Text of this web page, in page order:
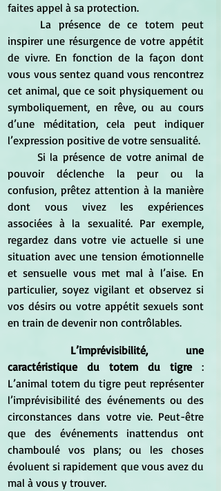
faites appel à sa protection.
inspirer une résurgence de votre appétit
de vivre. En fonction de la façon dont
vous vous sentez quand vous rencontrez
cet animal, que ce soit physiquement ou
symboliquement, en rêve, ou au cours
d’une méditation, cela peut indiquer
l’expression positive de votre sensualité.
pouvoir déclenche la peur ou la
confusion, prêtez attention à la manière
dont vous vivez les expériences
associées à la sexualité. Par exemple,
regardez dans votre vie actuelle si une
situation avec une tension émotionnelle
et sensuelle vous met mal à l’aise. En
particulier, soyez vigilant et observez si
vos désirs ou votre appétit sexuels sont
en train de devenir non contrôlables.
L’imprévisibilité, une
caractéristique du totem du tigre :
L’animal totem du tigre peut représenter
l’imprévisibilité des événements ou des
circonstances dans votre vie. Peut-être
que des événements inattendus ont
chamboulé vos plans; ou les choses
évoluent si rapidement que vous avez du
mal à vous y trouver.